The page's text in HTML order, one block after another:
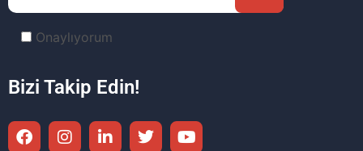
Onaylıyorum
Bizi Takip Edin!